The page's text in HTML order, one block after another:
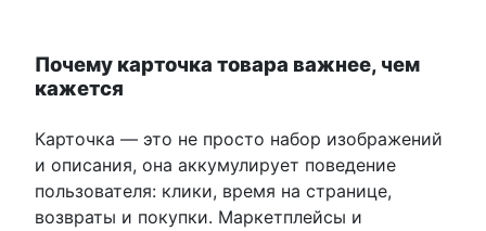
Почему карточка товара важнее, чем
кажется
Карточка — это не просто набор изображений
и описания, она аккумулирует поведение
пользователя: клики, время на странице,
возвраты и покупки. Маркетплейсы и